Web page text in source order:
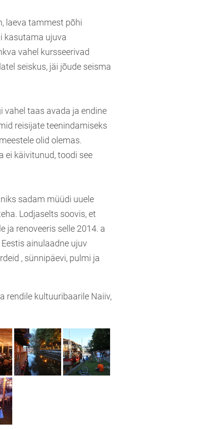
laeva tammest põhi
kasutama ujuva
vahel kursseerivad
seiskus, jäi jõude seisma
vahel taas avada ja endine
reisijate teenindamiseks
olid olemas.
ei käivitunud, toodi see
sadam müüdi uuele
Lodjaselts soovis, et
ja renoveeris selle 2014. a
ainulaadne ujuv
, sünnipäevi, pulmi ja
rendile kultuuribaarile Naiiv,